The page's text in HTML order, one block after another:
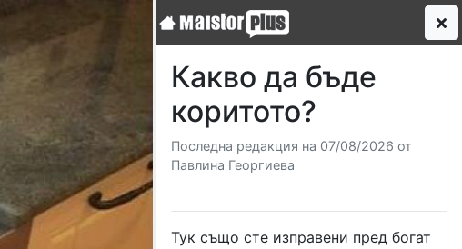
Какво да бъде
коритото?
Последна редакция на 07/08/2026 от
Павлина Георгиева
Тук също сте изправени пред богат